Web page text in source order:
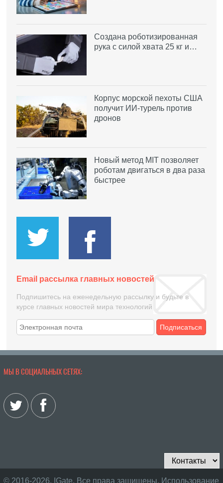
Создана роботизированная
рука с силой хвата 25 кг и…
Корпус морской пехоты США
получит ИИ-турель против
дронов
Новый метод MIT позволяет
роботам двигаться в два раза
быстрее
Email рассылка главных новостей
Подпишитесь на еженедельную рассылку и будьте в
курсе главных новостей мира технологий
Подписаться
МЫ В СОЦИАЛЬНЫХ СЕТЯХ:
© 2016-2026, IGate. Все права защищены. Использование